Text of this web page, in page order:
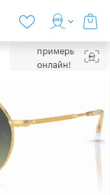
примерь
онлайн!